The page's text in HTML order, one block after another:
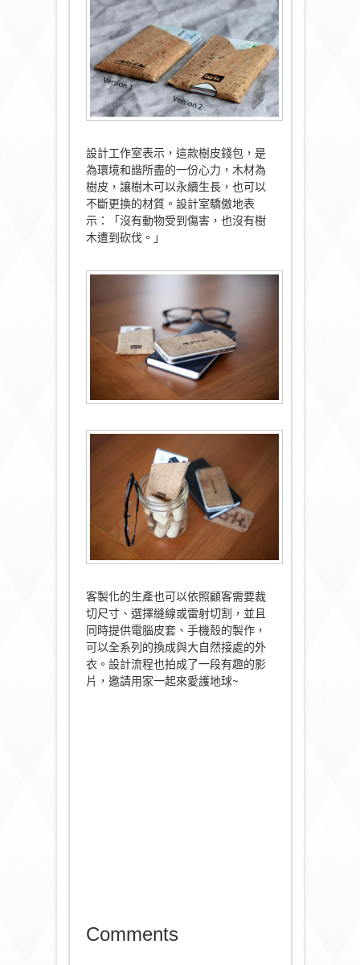
設計工作室表示，這款樹皮錢包，是
為環境和諧所盡的一份心力，木材為
樹皮，讓樹木可以永續生長，也可以
不斷更換的材質。設計室驕傲地表
示：「沒有動物受到傷害，也沒有樹
木遭到砍伐。」
客製化的生產也可以依照顧客需要裁
切尺寸、選擇縫線或雷射切割，並且
同時提供電腦皮套、手機殼的製作，
可以全系列的換成與大自然接處的外
衣。設計流程也拍成了一段有趣的影
片，邀請用家一起來愛護地球~
Comments